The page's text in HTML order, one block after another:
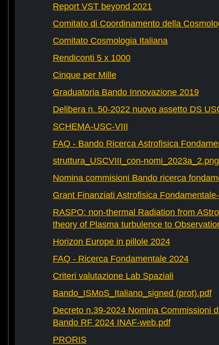
Report VST beyond 2021
Comitato di Coordinamento della
Comitato Cosmologia Italiana
Rendiconti 5 x 1000
Cinque per Mille
Graduatoria Bando Innovazione 2019
Delibera n. 50-2022 nuovo assetto DS
SCHEMA-USC-VIII
FAQ - Bando Ricerca Astrofisica
struttura_USCVIII_con-nomi_2023a_2.png
Nomina commisioni Bando ricerca
Grant Finanziati Astrofisica
RASPO: non-thermal Radiation from
theory of Plasma turbulence to
Horizon Europe in pillole 2024
FAQ - Ricerca Fondamentale 2024
Criteri valutazione Lab Spaziali
Bando_ISMoS_Italiano_signed (prot).pdf
Decreto n.39-2024 Nomina Commissioni
Bando RF 2024 INAF-web.pdf
PRORIS